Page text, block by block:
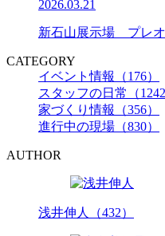
2026.03.21
新石山展示場 プレオ
CATEGORY
イベント情報（176）
スタッフの日常（1242
家づくり情報（356）
進行中の現場（830）
AUTHOR
浅井伸人（432）